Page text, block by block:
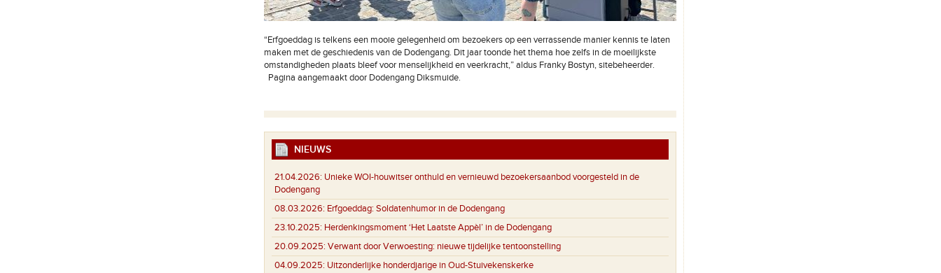
“Erfgoeddag is telkens een mooie gelegenheid om bezoekers op een verrassende manier kennis te laten
maken met de geschiedenis van de Dodengang. Dit jaar toonde het thema hoe zelfs in de moeilijkste
omstandigheden plaats bleef voor menselijkheid en veerkracht,” aldus Franky Bostyn, sitebeheerder.
Pagina aangemaakt door Dodengang Diksmuide.
NIEUWS
21.04.2026: Unieke WOI-houwitser onthuld en vernieuwd bezoekersaanbod voorgesteld in de
Dodengang
08.03.2026: Erfgoeddag: Soldatenhumor in de Dodengang
23.10.2025: Herdenkingsmoment ‘Het Laatste Appèl’ in de Dodengang
20.09.2025: Verwant door Verwoesting: nieuwe tijdelijke tentoonstelling
04.09.2025: Uitzonderlijke honderdjarige in Oud-Stuivekenskerke